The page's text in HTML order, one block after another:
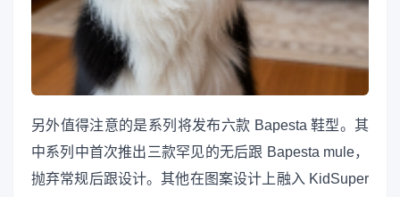
另外值得注意的是系列将发布六款 Bapesta 鞋型。其
中系列中首次推出三款罕见的无后跟 Bapesta mule，
抛弃常规后跟设计。其他在图案设计上融入 KidSuper